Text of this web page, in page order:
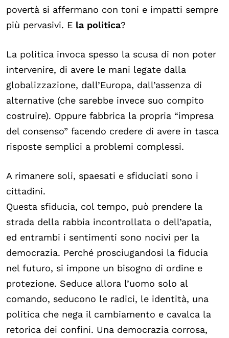
povertà si affermano con toni e impatti sempre
più pervasivi. E la politica?
La politica invoca spesso la scusa di non poter
intervenire, di avere le mani legate dalla
globalizzazione, dall’Europa, dall’assenza di
alternative (che sarebbe invece suo compito
costruire). Oppure fabbrica la propria “impresa
del consenso” facendo credere di avere in tasca
risposte semplici a problemi complessi.
A rimanere soli, spaesati e sfiduciati sono i
cittadini.
Questa sfiducia, col tempo, può prendere la
strada della rabbia incontrollata o dell’apatia,
ed entrambi i sentimenti sono nocivi per la
democrazia. Perché prosciugandosi la fiducia
nel futuro, si impone un bisogno di ordine e
protezione. Seduce allora l’uomo solo al
comando, seducono le radici, le identità, una
politica che nega il cambiamento e cavalca la
retorica dei confini. Una democrazia corrosa,